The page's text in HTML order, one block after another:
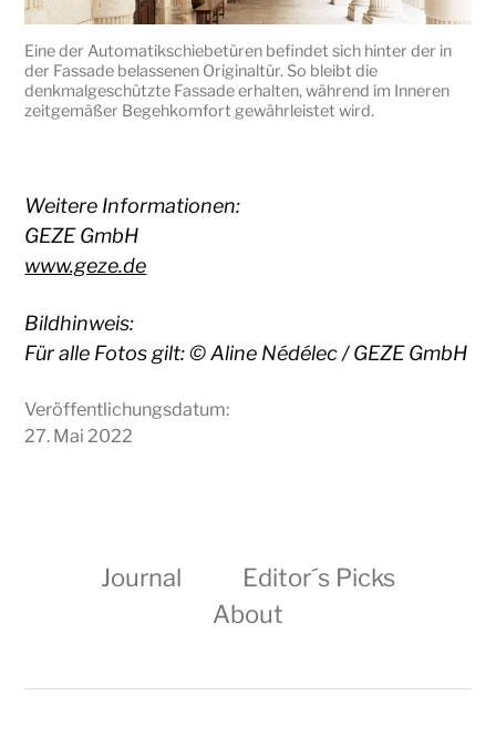
Eine der Automatikschiebetüren befindet sich hinter der in
der Fassade belassenen Originaltür. So bleibt die
denkmalgeschützte Fassade erhalten, während im Inneren
zeitgemäßer Begehkomfort gewährleistet wird.
Weitere Informationen:
GEZE GmbH
www.geze.de
Bildhinweis:
Für alle Fotos gilt: © Aline Nédélec / GEZE GmbH
Veröffentlichungsdatum:
27. Mai 2022
Journal
Editor´s Picks
About